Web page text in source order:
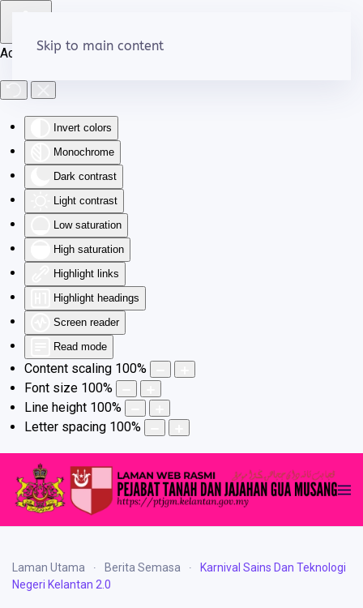
Accessibility Tools
Invert colors
Monochrome
Dark contrast
Light contrast
Low saturation
High saturation
Highlight links
Highlight headings
Screen reader
Read mode
Content scaling 100%
Font size 100%
Line height 100%
Letter spacing 100%
Skip to main content
Laman Utama Berita Semasa
Karnival Sains Dan Teknologi
Negeri Kelantan 2.0